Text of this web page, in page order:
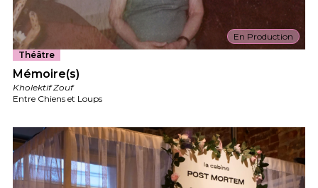
En Production
Théâtre
Mémoire(s)
Kholektif Zouf
Entre Chiens et Loups